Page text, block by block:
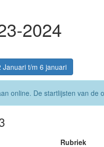
2024
Januari t/m 6 januari
online. De startlijsten van
Rubriek